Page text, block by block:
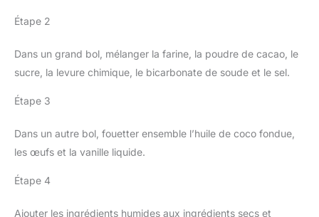
Étape 2
Dans un grand bol, mélanger la farine, la poudre de cacao, le
sucre, la levure chimique, le bicarbonate de soude et le sel.
Étape 3
Dans un autre bol, fouetter ensemble l’huile de coco fondue,
les œufs et la vanille liquide.
Étape 4
Ajouter les ingrédients humides aux ingrédients secs et